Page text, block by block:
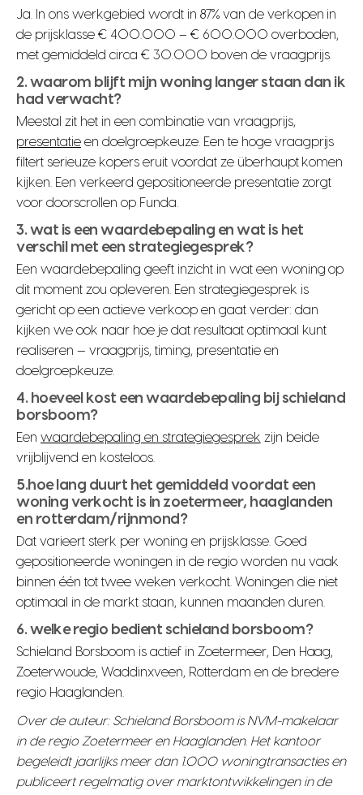
Ja. In ons werkgebied wordt in 87% van de verkopen in
de prijsklasse € 400.000 – € 600.000 overboden,
met gemiddeld circa € 30.000 boven de vraagprijs.
2. waarom blijft mijn woning langer staan dan ik
had verwacht?
Meestal zit het in een combinatie van vraagprijs,
presentatieen doelgroepkeuze. Een te hoge vraagprijs
filtert serieuze kopers eruit voordat ze überhaupt komen
kijken. Een verkeerd gepositioneerde presentatie zorgt
voor doorscrollen op Funda.
3. wat is een waardebepaling en wat is het
verschil met een strategiegesprek?
Een waardebepaling geeft inzicht in wat een woning op
dit moment zou opleveren. Een strategiegesprek is
gericht op een actieve verkoop en gaat verder: dan
kijken we ook naar hoe je dat resultaat optimaal kunt
realiseren — vraagprijs, timing, presentatie en
doelgroepkeuze.
4. hoeveel kost een waardebepaling bij schieland
borsboom?
Een waardebepaling en strategiegesprek zijn beide
vrijblijvend en kosteloos.
5.hoe lang duurt het gemiddeld voordat een
woning verkocht is in zoetermeer, haaglanden
en rotterdam/rijnmond?
Dat varieert sterk per woning en prijsklasse. Goed
gepositioneerde woningen in de regio worden nu vaak
binnen één tot twee weken verkocht. Woningen die niet
optimaal in de markt staan, kunnen maanden duren.
6. welke regio bedient schieland borsboom?
Schieland Borsboom is actief in Zoetermeer, Den Haag,
Zoeterwoude, Waddinxveen, Rotterdam en de bredere
regio Haaglanden.
Over de auteur: Schieland Borsboom is NVM-makelaar
in de regio Zoetermeer en Haaglanden. Het kantoor
begeleidt jaarlijks meer dan 1.000 woningtransacties en
publiceert regelmatig over marktontwikkelingen in de